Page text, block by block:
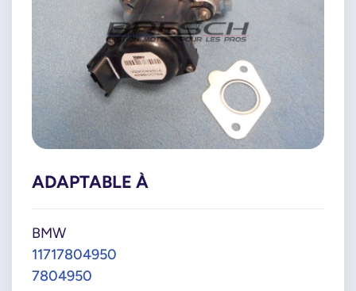
ADAPTABLE À
BMW
11717804950
7804950